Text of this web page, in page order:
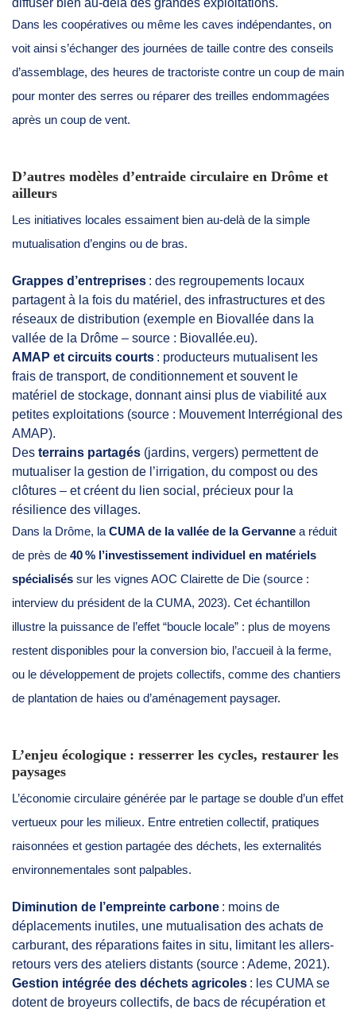
diffuser bien au-delà des grandes exploitations.
Dans les coopératives ou même les caves indépendantes, on
voit ainsi s’échanger des journées de taille contre des conseils
d’assemblage, des heures de tractoriste contre un coup de main
pour monter des serres ou réparer des treilles endommagées
après un coup de vent.
D’autres modèles d’entraide circulaire en Drôme et
ailleurs
Les initiatives locales essaiment bien au-delà de la simple
mutualisation d’engins ou de bras.
Grappes d’entreprises : des regroupements locaux
partagent à la fois du matériel, des infrastructures et des
réseaux de distribution (exemple en Biovallée dans la
vallée de la Drôme – source : Biovallée.eu).
AMAP et circuits courts : producteurs mutualisent les
frais de transport, de conditionnement et souvent le
matériel de stockage, donnant ainsi plus de viabilité aux
petites exploitations (source : Mouvement Interrégional des
AMAP).
Des terrains partagés (jardins, vergers) permettent de
mutualiser la gestion de l’irrigation, du compost ou des
clôtures – et créent du lien social, précieux pour la
résilience des villages.
Dans la Drôme, la CUMA de la vallée de la Gervanne a réduit
de près de 40 % l’investissement individuel en matériels
spécialisés sur les vignes AOC Clairette de Die (source :
interview du président de la CUMA, 2023). Cet échantillon
illustre la puissance de l’effet “boucle locale” : plus de moyens
restent disponibles pour la conversion bio, l’accueil à la ferme,
ou le développement de projets collectifs, comme des chantiers
de plantation de haies ou d’aménagement paysager.
L’enjeu écologique : resserrer les cycles, restaurer les
paysages
L’économie circulaire générée par le partage se double d’un effet
vertueux pour les milieux. Entre entretien collectif, pratiques
raisonnées et gestion partagée des déchets, les externalités
environnementales sont palpables.
Diminution de l’empreinte carbone : moins de
déplacements inutiles, une mutualisation des achats de
carburant, des réparations faites in situ, limitant les allers-
retours vers des ateliers distants (source : Ademe, 2021).
Gestion intégrée des déchets agricoles : les CUMA se
dotent de broyeurs collectifs, de bacs de récupération et